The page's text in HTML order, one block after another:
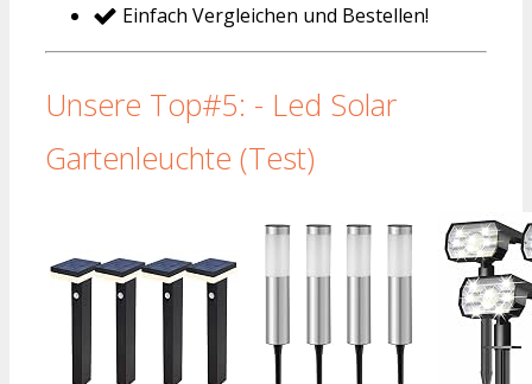
Einfach Vergleichen und Bestellen!
Unsere Top#5: - Led Solar
Gartenleuchte (Test)